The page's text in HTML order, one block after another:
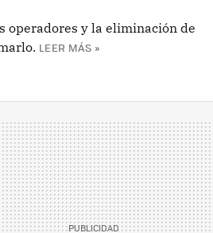
operadores y la eliminación de
LEER MÁS »